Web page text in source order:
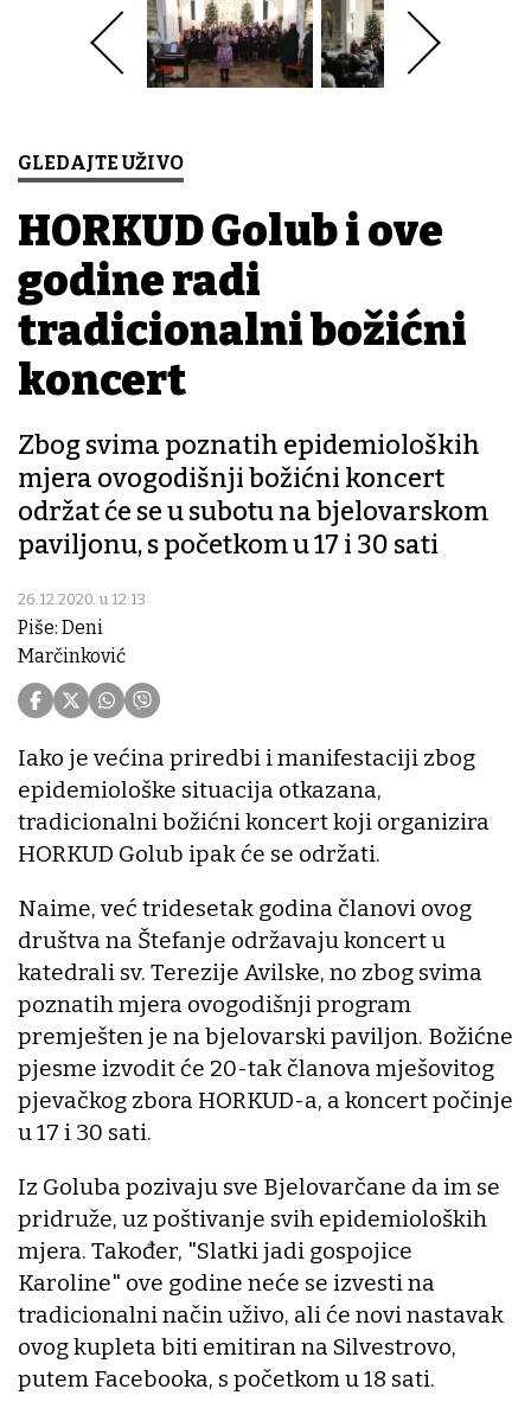
GLEDAJTE UŽIVO
HORKUD Golub i ove
godine radi
tradicionalni božićni
koncert
Zbog svima poznatih epidemioloških
mjera ovogodišnji božićni koncert
održat će se u subotu na bjelovarskom
paviljonu, s početkom u 17 i 30 sati
26.12.2020. u 12:13
Piše: Deni
Marčinković
Iako je većina priredbi i manifestaciji zbog
epidemiološke situacija otkazana,
tradicionalni božićni koncert koji organizira
HORKUD Golub ipak će se održati.
Naime, već tridesetak godina članovi ovog
društva na Štefanje održavaju koncert u
katedrali sv. Terezije Avilske, no zbog svima
poznatih mjera ovogodišnji program
premješten je na bjelovarski paviljon. Božićne
pjesme izvodit će 20-tak članova mješovitog
pjevačkog zbora HORKUD-a, a koncert počinje
u 17 i 30 sati.
Iz Goluba pozivaju sve Bjelovarčane da im se
pridruže, uz poštivanje svih epidemioloških
mjera. Također, "Slatki jadi gospojice
Karoline" ove godine neće se izvesti na
tradicionalni način uživo, ali će novi nastavak
ovog kupleta biti emitiran na Silvestrovo,
putem Facebooka, s početkom u 18 sati.